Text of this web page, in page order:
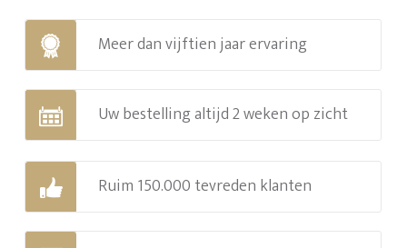
Meer dan vijftien jaar ervaring
Uw bestelling altijd 2 weken op zicht
Ruim 150.000 tevreden klanten